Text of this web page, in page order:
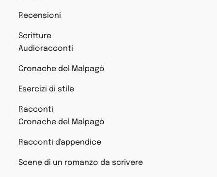
Recensioni
Scritture
Audioracconti
Cronache del Malpagò
Esercizi di stile
Racconti
Cronache del Malpagò
Racconti d'appendice
Scene di un romanzo da scrivere